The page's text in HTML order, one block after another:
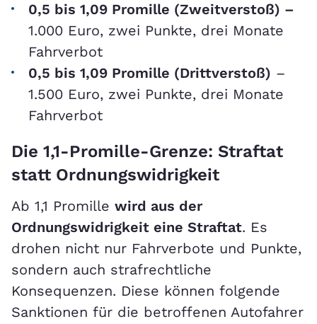
0,5 bis 1,09 Promille (Zweitverstoß) –
1.000 Euro, zwei Punkte, drei Monate
Fahrverbot
0,5 bis 1,09 Promille (Drittverstoß) –
1.500 Euro, zwei Punkte, drei Monate
Fahrverbot
Die 1,1-Promille-Grenze: Straftat
statt Ordnungswidrigkeit
Ab 1,1 Promille wird aus der
Ordnungswidrigkeit eine Straftat. Es
drohen nicht nur Fahrverbote und Punkte,
sondern auch strafrechtliche
Konsequenzen. Diese können folgende
Sanktionen für die betroffenen Autofahrer